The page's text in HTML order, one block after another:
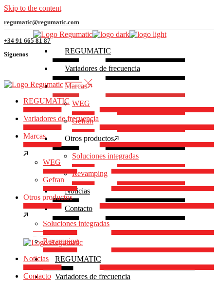
Skip to the content
regumatic@regumatic.com
+34 91 665 81 87
Síguenos
REGUMATIC
Variadores de frecuencia
Marcas
WEG
Gefran
Otros productos
Soluciones integradas
Revamping
Noticias
Contacto
REGUMATIC
Variadores de frecuencia
REGUMATIC
Variadores de frecuencia
Marcas
WEG
Gefran
Otros productos
Soluciones integradas
Revamping
Noticias
Contacto